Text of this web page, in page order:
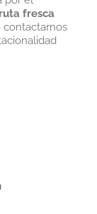
fresca